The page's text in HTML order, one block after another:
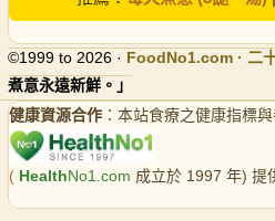
©1999 to 2026 · FoodNo1.com · 二
煮意永遠新鮮。」
健康資源合作 ：本站食療之健康指標
( HealthNo1.com 成立於 1997 年) 提